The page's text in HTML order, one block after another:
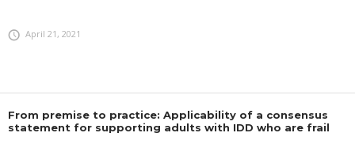
April 21, 2021
From premise to practice: Applicability of a consensus
statement for supporting adults with IDD who are frail